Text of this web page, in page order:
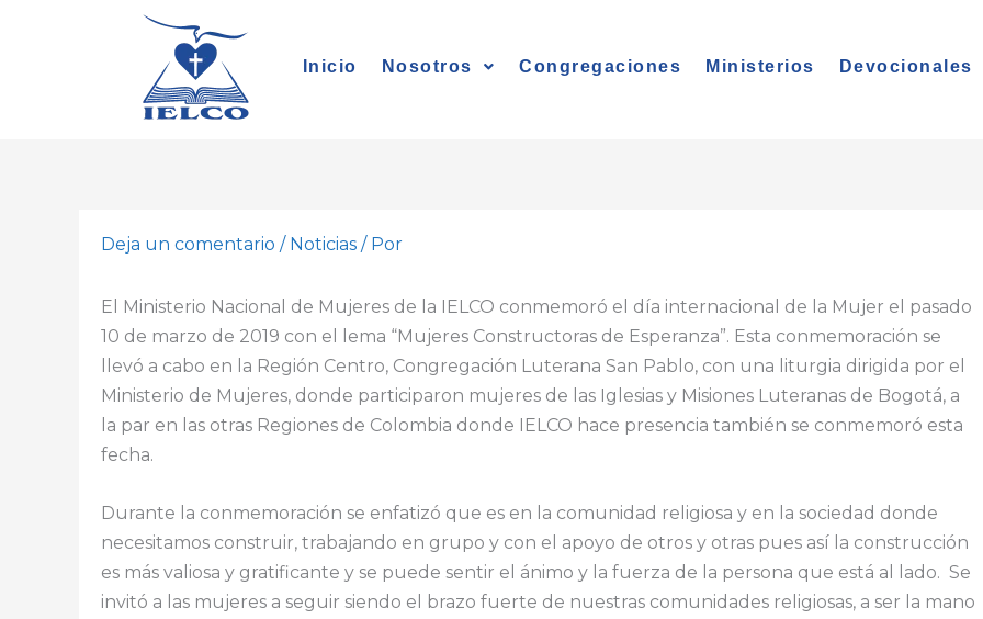
Inicio Nosotros Congregaciones Ministerios Devocionales
Deja un comentario / Noticias / Por
El Ministerio Nacional de Mujeres de la IELCO conmemoró el día internacional de la Mujer el pasado
10 de marzo de 2019 con el lema “Mujeres Constructoras de Esperanza”. Esta conmemoración se
llevó a cabo en la Región Centro, Congregación Luterana San Pablo, con una liturgia dirigida por el
Ministerio de Mujeres, donde participaron mujeres de las Iglesias y Misiones Luteranas de Bogotá, a
la par en las otras Regiones de Colombia donde IELCO hace presencia también se conmemoró esta
fecha.
Durante la conmemoración se enfatizó que es en la comunidad religiosa y en la sociedad donde
necesitamos construir, trabajando en grupo y con el apoyo de otros y otras pues así la construcción
es más valiosa y gratificante y se puede sentir el ánimo y la fuerza de la persona que está al lado. Se
invitó a las mujeres a seguir siendo el brazo fuerte de nuestras comunidades religiosas, a ser la mano